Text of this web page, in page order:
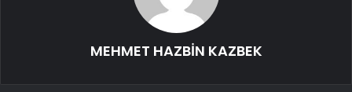
MEHMET HAZBİN KAZBEK